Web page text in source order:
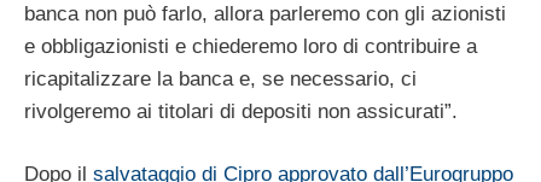
banca non può farlo, allora parleremo con gli azionisti
e obbligazionisti e chiederemo loro di contribuire a
ricapitalizzare la banca e, se necessario, ci
rivolgeremo ai titolari di depositi non assicurati”.
Dopo il salvataggio di Cipro approvato dall’Eurogruppo